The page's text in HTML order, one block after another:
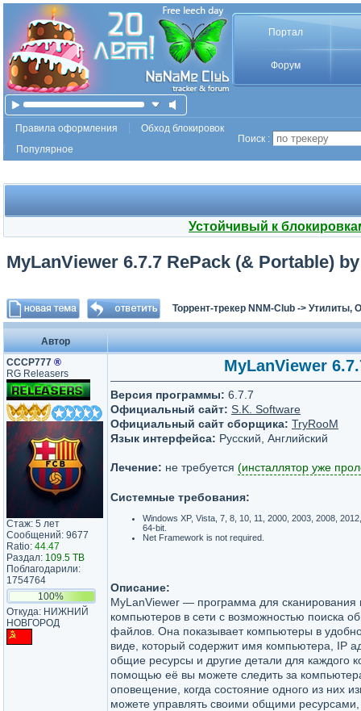
Портал
Форум
Правила оформления
Обход блокировок
Популярное
Поиск :
Устойчивый к
MyLanViewer 6.7.7 RePack (& Portable)
Торрент-трекер NNM-Club -> Утилиты,
Автор
СССР777 ®
RG Releasers
Стаж: 5 лет
Сообщений: 9677
Ratio: 44.47
Раздал: 109.5 TB
Поблагодарили:
1754764
100%
Откуда: НИЖНИЙ
НОВГОРОД
MyLanViewer
Версия программы: 6.7.7
Официальный сайт: S.K. Software
Официальный сайт сборщика: TryRooM
Язык интерфейса: Русский, Английский
Лечение: не требуется (инсталлятор уже
Системные требования:
Windows XP, Vista, 7, 8, 10, 11, 2000, 2003, 2008,
64-bit.
Net Framework is not required.
Описание:
MyLanViewer — программа для сканирования
компьютеров в сети с возможностью поиска
файлов. Она показывает компьютеры в
виде, который содержит имя компьютера, IP
общие ресурсы и другие детали для каждого
помощью её вы можете следить за
оповещение, когда состояние одного из них
можете управлять своими общими